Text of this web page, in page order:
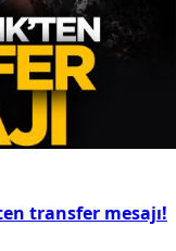
transfer mesajı!